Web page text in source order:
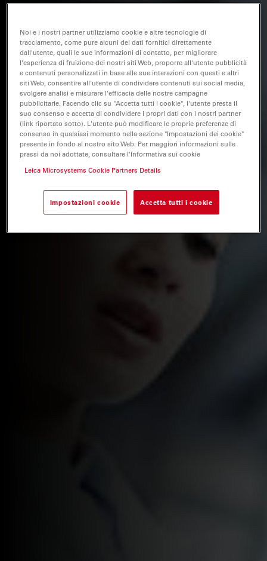
Noi e i nostri partner utilizziamo cookie e altre tecnologie di
tracciamento, come pure alcuni dei dati fornitici direttamente
dall'utente, quali le sue informazioni di contatto, per migliorare
l'esperienza di fruizione dei nostri siti Web, proporre all'utente pubblicità
e contenuti personalizzati in base alle sue interazioni con questi e altri
siti Web, consentire all'utente di condividere contenuti sui social media,
svolgere analisi e misurare l'efficacia delle nostre campagne
pubblicitarie. Facendo clic su "Accetta tutti i cookie", l'utente presta il
suo consenso e accetta di condividere i propri dati con i nostri partner
(link riportato sotto). L'utente può modificare le proprie preferenze di
consenso in qualsiasi momento nella sezione "Impostazioni dei cookie"
presente in fondo al nostro sito Web. Per maggiori informazioni sulle
prassi da noi adottate, consultare l'Informativa sui cookie
Leica Microsystems Cookie Partners Details
Impostazioni cookie Accetta tutti i cookie